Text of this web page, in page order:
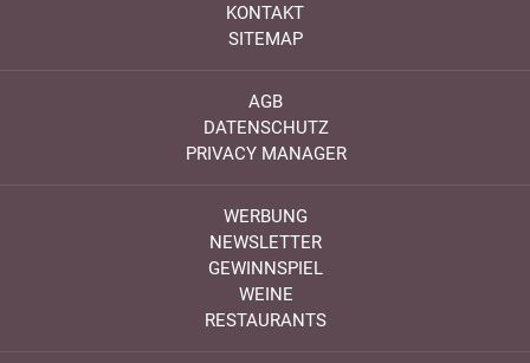
KONTAKT
SITEMAP
AGB
DATENSCHUTZ
PRIVACY MANAGER
WERBUNG
NEWSLETTER
GEWINNSPIEL
WEINE
RESTAURANTS